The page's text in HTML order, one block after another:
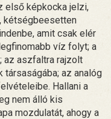
első képkocka jelzi,
kétségbeesetten
amit csak elér
víz folyt; a
az aszfaltra rajzolt
az analóg
Hallani a
nem álló kis
mozdulatát, ahogy a